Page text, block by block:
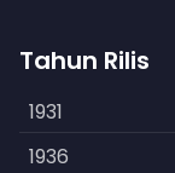
Fantasy
History
Horror
Tahun Rilis
1931
1936